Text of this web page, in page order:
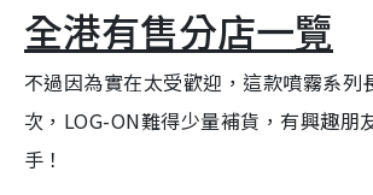
全港有售分店一覽
不過因為實在太受歡迎，這款噴霧系列
次，LOG-ON難得少量補貨，有興趣朋
手！